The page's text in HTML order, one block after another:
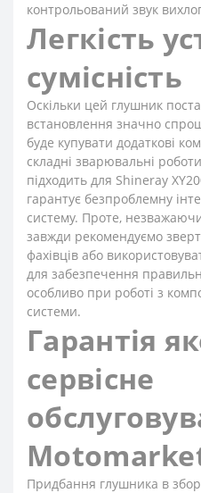
контрольований звук
Легкість
сумісність
Оскільки цей глушник
встановлення значно
буде купувати додаткові
складні зварювальні
підходить для Shineray
гарантує безпроблемну
систему. Проте,
завжди рекомендуємо
фахівців або
для забезпечення
особливо при роботі з
системи.
Гарантія
сервісне
Придбання глушника в